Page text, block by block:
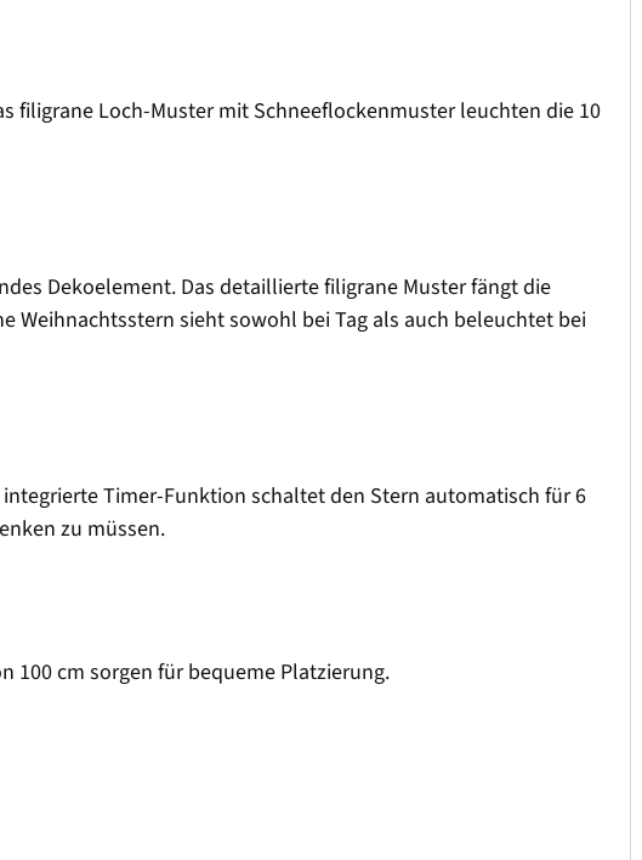
filigrane Loch-Muster mit Schneeflockenmuster leuchten die 10
Dekoelement. Das detaillierte filigrane Muster fängt die
Weihnachtsstern sieht sowohl bei Tag als auch beleuchtet bei
Timer-Funktion schaltet den Stern automatisch für 6
zu müssen.
100 cm sorgen für bequeme Platzierung.